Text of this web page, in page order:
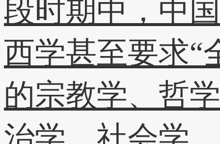
段时期中，中
西学甚至要求“
的宗教学、哲